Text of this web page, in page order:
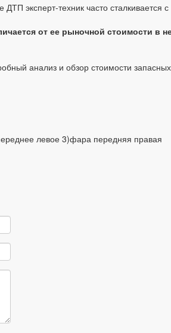
эксперт-техник часто сталкивается с
от ее рыночной стоимости в
анализ и обзор стоимости
левое 3)фара передняя правая